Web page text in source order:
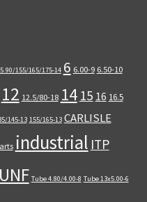
5.90/155/165/175-14 6 6.00-9 6.50-10
12 12.5/80-18 14 15 16 16.5
145-13 155/165-13 CARLISLE
industrial ITP
Tube 4.80/4.00-8 Tube 13x5.00-6